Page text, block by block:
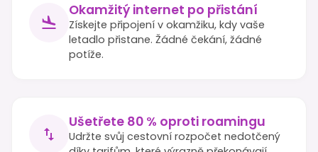
Okamžitý internet po přistání
Získejte připojení v okamžiku, kdy vaše
letadlo přistane. Žádné čekání, žádné
potíže.
Ušetřete 80 % oproti roamingu
Udržte svůj cestovní rozpočet nedotčený